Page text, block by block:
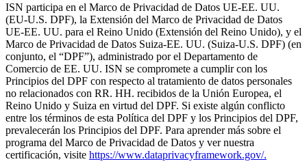
ISN participa en el Marco de Privacidad de Datos UE-EE. UU.
(EU-U.S. DPF), la Extensión del Marco de Privacidad de Datos
UE-EE. UU. para el Reino Unido (Extensión del Reino Unido), y el
Marco de Privacidad de Datos Suiza-EE. UU. (Suiza-U.S. DPF) (en
conjunto, el “DPF”), administrado por el Departamento de
Comercio de EE. UU. ISN se compromete a cumplir con los
Principios del DPF con respecto al tratamiento de datos personales
no relacionados con RR. HH. recibidos de la Unión Europea, el
Reino Unido y Suiza en virtud del DPF. Si existe algún conflicto
entre los términos de esta Política del DPF y los Principios del DPF,
prevalecerán los Principios del DPF. Para aprender más sobre el
programa del Marco de Privacidad de Datos y ver nuestra
certificación, visite https://www.dataprivacyframework.gov/.